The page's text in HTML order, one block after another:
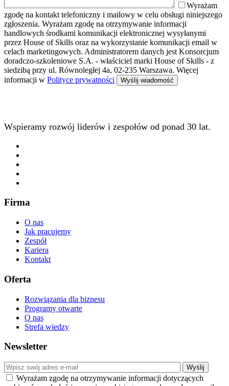
Wyrażam
zgodę na kontakt telefoniczny i mailowy w celu obsługi niniejszego
zgłoszenia. Wyrażam zgodę na otrzymywanie informacji
handlowych środkami komunikacji elektronicznej wysyłanymi
przez House of Skills oraz na wykorzystanie komunikacji email w
celach marketingowych. Administratorem danych jest Konsorcjum
doradczo-szkoleniowe S.A. - właściciel marki House of Skills - z
siedzibą przy ul. Równoległej 4a, 02-235 Warszawa. Więcej
informacji w Polityce prywatności
Wspieramy rozwój liderów i zespołów od ponad 30 lat.
Firma
O nas
Jak pracujemy
Zespół
Kariera
Kontakt
Oferta
Rozwiązania dla biznesu
Programy otwarte
O nas
Strefa wiedzy
Newsletter
Wyrażam zgodę na otrzymywanie informacji dotyczących